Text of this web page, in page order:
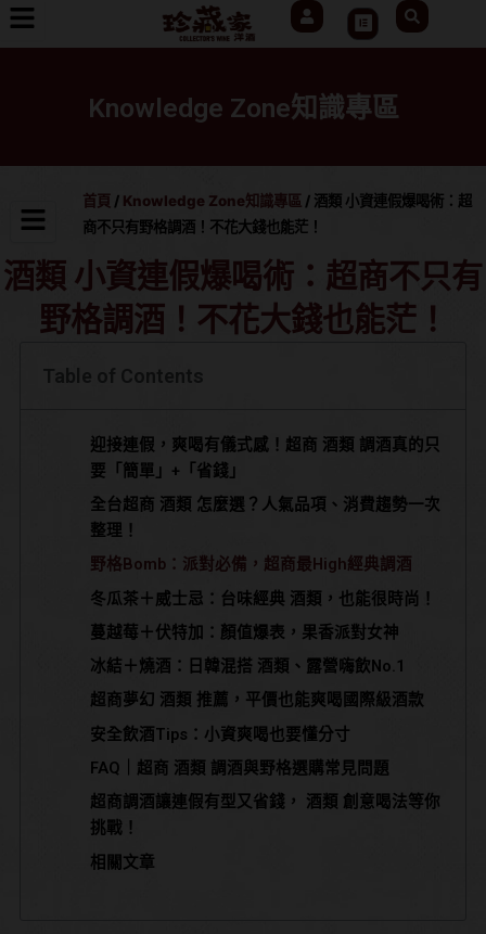
跳
User
Cart
Search
Knowledge Zone知識專區
首頁 / Knowledge Zone知識專區 / 酒類 小資連假爆喝術：超
商不只有野格調酒！不花大錢也能茫！
酒類 小資連假爆喝術：超商不只有
野格調酒！不花大錢也能茫！
Table of Contents
迎接連假，爽喝有儀式感！超商 酒類 調酒真的只
要「簡單」+「省錢」
全台超商 酒類 怎麼選？人氣品項、消費趨勢一次
整理！
野格Bomb：派對必備，超商最High經典調酒
冬瓜茶＋威士忌：台味經典 酒類，也能很時尚！
蔓越莓＋伏特加：顏值爆表，果香派對女神
冰結＋燒酒：日韓混搭 酒類、露營嗨飲No.1
超商夢幻 酒類 推薦，平價也能爽喝國際級酒款
安全飲酒Tips：小資爽喝也要懂分寸
FAQ｜超商 酒類 調酒與野格選購常見問題
超商調酒讓連假有型又省錢， 酒類 創意喝法等你
挑戰！
相關文章